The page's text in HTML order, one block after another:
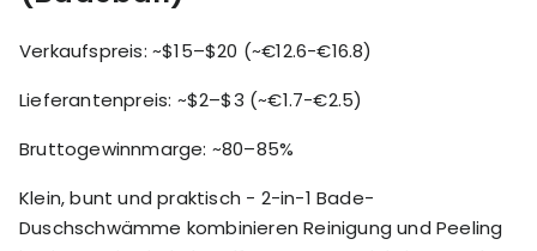
Verkaufspreis: ~$15–$20 (~€12.6-€16.8)
Lieferantenpreis: ~$2–$3 (~€1.7-€2.5)
Bruttogewinnmarge: ~80–85%
Klein, bunt und praktisch - 2-in-1 Bade-
Duschschwämme kombinieren Reinigung und Peeling